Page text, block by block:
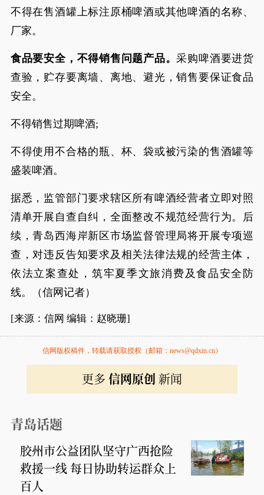
不得在售酒罐上标注原桶啤酒或其他啤酒的名称、
厂家。
食品要安全，不得销售问题产品。采购啤酒要进货
查验，贮存要离墙、离地、避光，销售要保证食品
安全。
不得销售过期啤酒;
不得使用不合格的瓶、杯、袋或被污染的售酒罐等
盛装啤酒。
据悉，监管部门要求辖区所有啤酒经营者立即对照
清单开展自查自纠，全面整改不规范经营行为。后
续，青岛西海岸新区市场监督管理局将开展专项巡
查，对违反告知要求及相关法律法规的经营主体，
依法立案查处，筑牢夏季文旅消费及食品安全防
线。（信网记者）
[来源：信网 编辑：赵晓珊]
信网版权稿件，转载请获取授权（邮箱：news@qdxin.cn）
更多 信网原创 新闻
青岛话题
胶州市公益团队坚守广西抢险
救援一线 每日协助转运群众上
百人